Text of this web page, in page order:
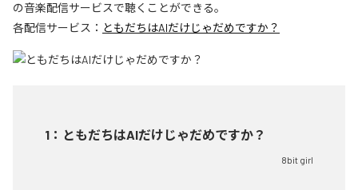
の音楽配信サービスで聴くことができる。
各配信サービス： ともだちはAIだけじゃだめですか？
1 ： ともだちはAIだけじゃだめですか？
8bit girl